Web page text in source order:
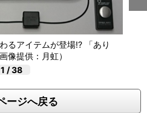
るアイテムが登場!? 「あり
像提供：月虹）
1 /38
ージへ戻る